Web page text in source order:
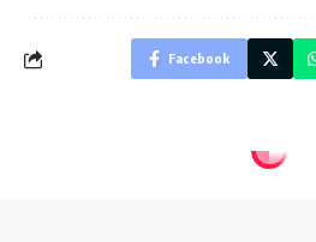
Facebook